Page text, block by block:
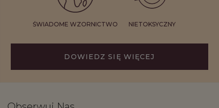
ŚWIADOME WZORNICTWO NIETOKSYCZNY
DOWIEDZ SIĘ WIĘCEJ